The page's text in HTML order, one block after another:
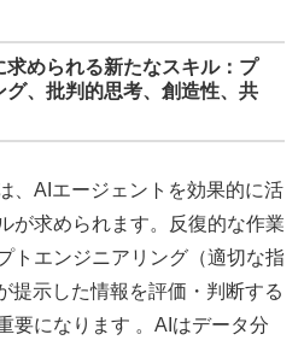
められる新たなスキル：プ
グ、批判的思考、創造性、共
、AIエージェントを効果的に活
が求められます。反復的な作業
トエンジニアリング（適切な指
提示した情報を評価・判断する
要になります 。AIはデータ分